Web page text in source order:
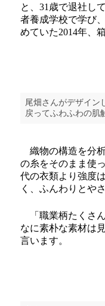
と、31歳で退社し
者養成学校で学び
めていた2014年、
尾畑さんがデザイン
戻ってふわふわの肌
織物の構造を分
の糸をそのまま使
代の衣類より強度
く、ふんわりとや
「職業柄たくさ
なに素朴な素材は
言います。